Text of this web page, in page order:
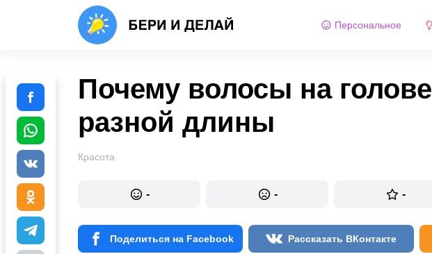
Персональное
Почему волосы на
разной длины
Красота
- - -
Поделиться на Facebook Рассказать ВКонтакте